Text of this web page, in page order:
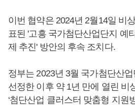
이번 협약은 2024년 2월14일 비
표된 '고흥 국가첨단산업단지 예
제 추진' 방안의 후속 조치다.
정부는 2023년 3월 국가첨단산
선정한 이후 약 1년 만에 열린 비
‘첨단산업 클러스터 맞춤형 지원